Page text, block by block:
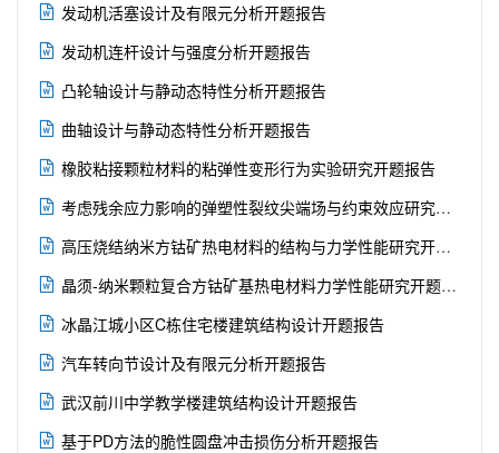
 发动机活塞设计及有限元分析开题报告
 发动机连杆设计与强度分析开题报告
 凸轮轴设计与静动态特性分析开题报告
 曲轴设计与静动态特性分析开题报告
 橡胶粘接颗粒材料的粘弹性变形行为实验研究开题报告
 考虑残余应力影响的弹塑性裂纹尖端场与约束效应研究开题报告
 高压烧结纳米方钴矿热电材料的结构与力学性能研究开题报告
 晶须-纳米颗粒复合方钴矿基热电材料力学性能研究开题报告
 冰晶江城小区C栋住宅楼建筑结构设计开题报告
 汽车转向节设计及有限元分析开题报告
 武汉前川中学教学楼建筑结构设计开题报告
 基于PD方法的脆性圆盘冲击损伤分析开题报告